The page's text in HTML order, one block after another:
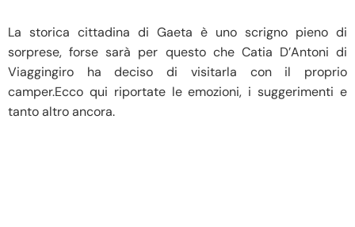
La storica cittadina di Gaeta è uno scrigno pieno di
sorprese, forse sarà per questo che Catia D’Antoni di
Viaggingiro ha deciso di visitarla con il proprio
camper.Ecco qui riportate le emozioni, i suggerimenti e
tanto altro ancora.